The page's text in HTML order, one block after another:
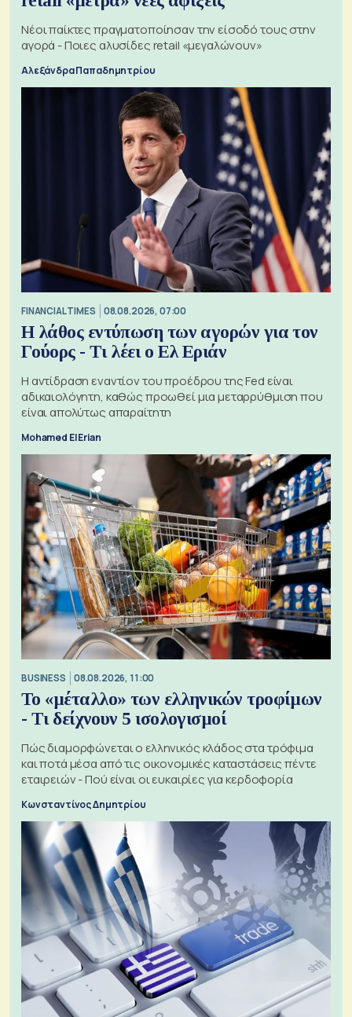
Νέοι παίκτες πραγματοποίησαν την είσοδό τους στην
αγορά - Ποιες αλυσίδες retail «μεγαλώνουν»
Αλεξάνδρα Παπαδημητρίου
FINANCIAL TIMES 08.08.2026, 07:00
Η λάθος εντύπωση των αγορών για τον
Γούορς - Τι λέει ο Ελ Εριάν
Η αντίδραση εναντίον του προέδρου της Fed είναι
αδικαιολόγητη, καθώς προωθεί μια μεταρρύθμιση που
είναι απολύτως απαραίτητη
Mohamed El Erian
BUSINESS 08.08.2026, 11:00
Το «μέταλλο» των ελληνικών τροφίμων
- Τι δείχνουν 5 ισολογισμοί
Πώς διαμορφώνεται ο ελληνικός κλάδος στα τρόφιμα
και ποτά μέσα από τις οικονομικές καταστάσεις πέντε
εταιρειών - Πού είναι οι ευκαιρίες για κερδοφορία
Κωνσταντίνος Δημητρίου